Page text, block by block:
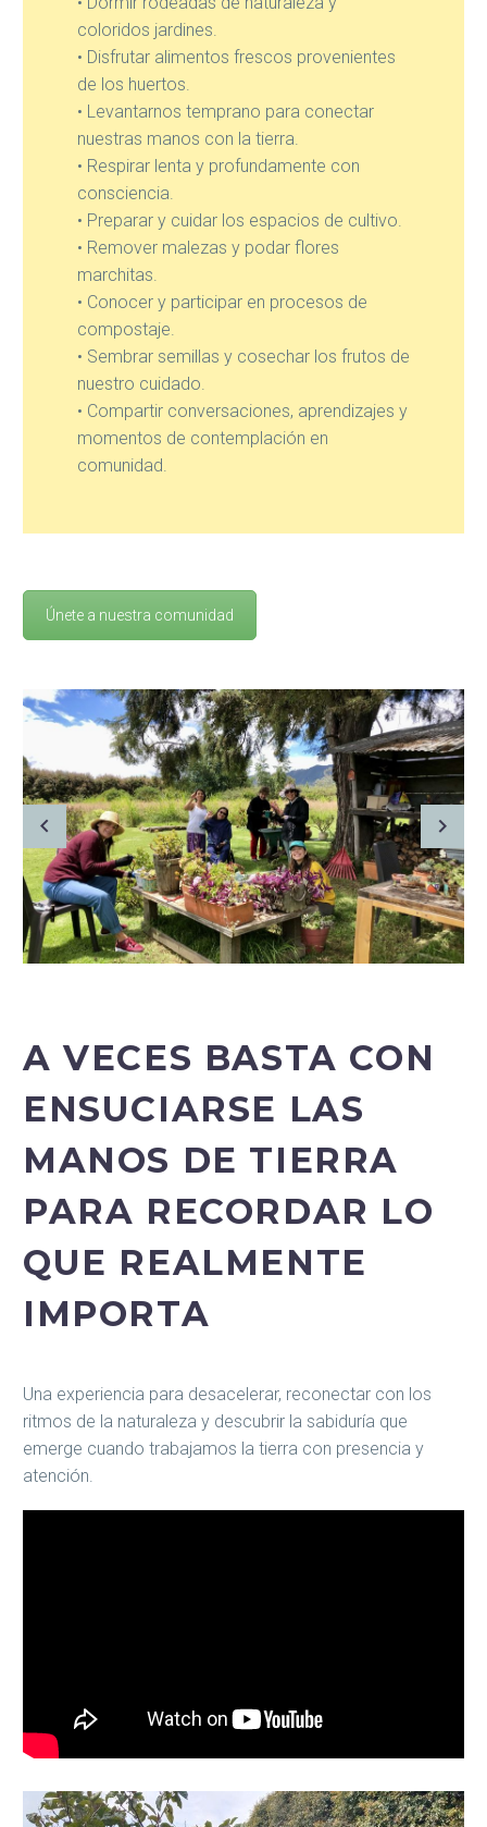
coloridos jardines.
• Disfrutar alimentos frescos provenientes
de los huertos.
• Levantarnos temprano para conectar
nuestras manos con la tierra.
• Respirar lenta y profundamente con
consciencia.
• Preparar y cuidar los espacios de cultivo.
• Remover malezas y podar flores
marchitas.
• Conocer y participar en procesos de
compostaje.
• Sembrar semillas y cosechar los frutos de
nuestro cuidado.
• Compartir conversaciones, aprendizajes y
momentos de contemplación en
comunidad.
Únete a nuestra comunidad
A VECES BASTA CON
ENSUCIARSE LAS
MANOS DE TIERRA
PARA RECORDAR LO
QUE REALMENTE
IMPORTA
Una experiencia para desacelerar, reconectar con los
ritmos de la naturaleza y descubrir la sabiduría que
emerge cuando trabajamos la tierra con presencia y
atención.
de